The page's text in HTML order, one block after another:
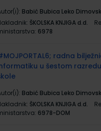
Babić Bubica Leko
ŠKOLSKA KNJIGA d.d.
6978
radna
u šestom
Babić Bubica Leko
ŠKOLSKA KNJIGA d.d.
6978-DOM